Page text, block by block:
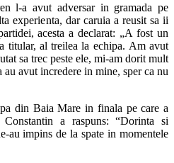
l-a avut adversar in gramada pe
experienta, dar caruia a reusit sa ii
acesta a declarat: „A fost un
titular, al treilea la echipa. Am avut
sa trec peste ele, mi-am dorit mult
avut incredere in mine, sper ca nu
din Baia Mare in finala pe care a
a raspuns: “Dorinta si
au impins de la spate in momentele